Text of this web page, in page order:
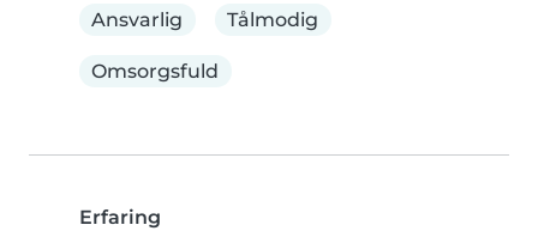
Ansvarlig
Tålmodig
Omsorgsfuld
Erfaring